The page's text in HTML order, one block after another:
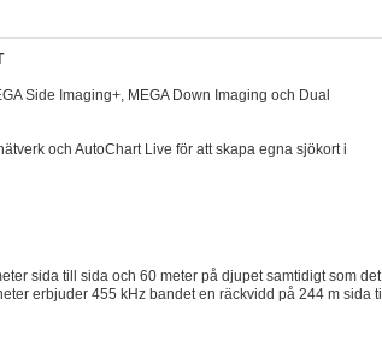
Side Imaging+, MEGA Down Imaging och Dual
och AutoChart Live för att skapa egna sjökort i
sida till sida och 60 meter på djupet samtidigt som det
erbjuder 455 kHz bandet en räckvidd på 244 m sida till